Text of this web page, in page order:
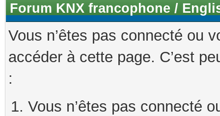
Forum KNX francophone /
Vous n’êtes pas connecté ou
accéder à cette page. C’est
:
Vous n’êtes pas connecté